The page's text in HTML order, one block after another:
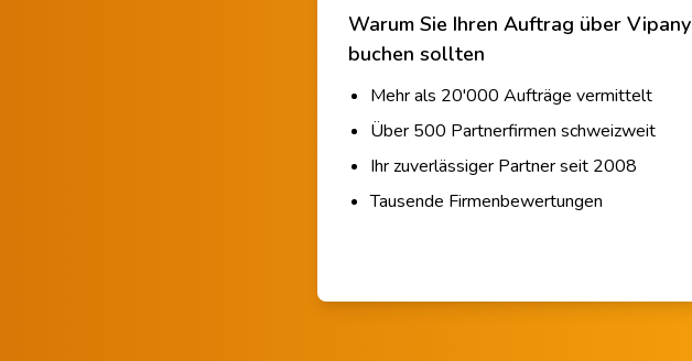
Warum Sie Ihren Auftrag über Vipany
buchen sollten
Mehr als 20'000 Aufträge vermittelt
Über 500 Partnerfirmen schweizweit
Ihr zuverlässiger Partner seit 2008
Tausende Firmenbewertungen